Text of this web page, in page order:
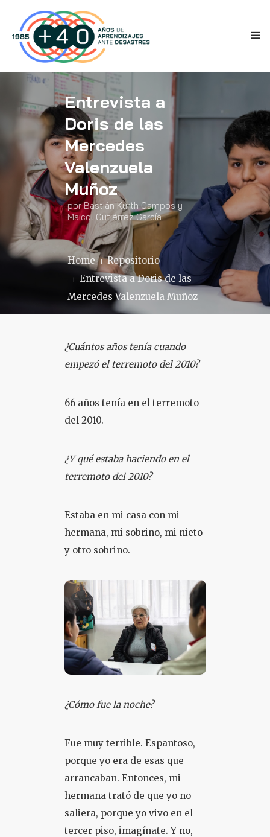
INICIO
ANTECEDENTES
TESTIMONIOS
NOVEDADES
COLOQUIO + CURSOS
Entrevista a
Doris de las
Mercedes
Valenzuela
Muñoz
por Bastián Kurth Campos y
Maicol Gutiérrez García
Home
Repositorio
Entrevista a Doris de las
Mercedes Valenzuela Muñoz
¿Cuántos años tenía cuando
empezó el terremoto del 2010?
66 años tenía en el terremoto
del 2010.
¿Y qué estaba haciendo en el
terremoto del 2010?
Estaba en mi casa con mi
hermana, mi sobrino, mi nieto
y otro sobrino.
¿Cómo fue la noche?
Fue muy terrible. Espantoso,
porque yo era de esas que
arrancaban. Entonces, mi
hermana trató de que yo no
saliera, porque yo vivo en el
tercer piso, imagínate. Y no,